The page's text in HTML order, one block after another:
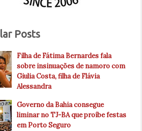
Posts
Filha de Fátima Bernardes fala
sobre insinuações de namoro com
Giulia Costa, filha de Flávia
Alessandra
Governo da Bahia consegue
liminar no TJ-BA que proíbe festas
em Porto Seguro